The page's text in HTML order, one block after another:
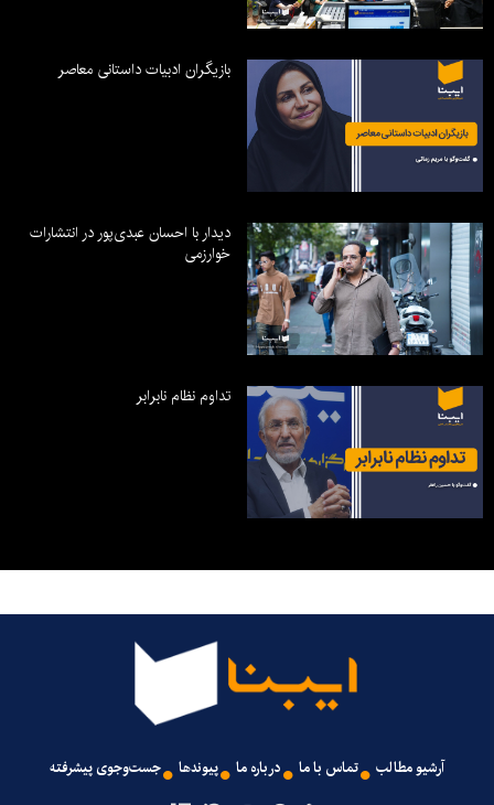
بازیگران ادبیات داستانی معاصر
دیدار با احسان عبدی‌پور در انتشارات
خوارزمی
تداوم نظام نابرابر
آرشیو مطالب تماس با ما درباره ما پیوندها جست‌وجوی پیشرفته